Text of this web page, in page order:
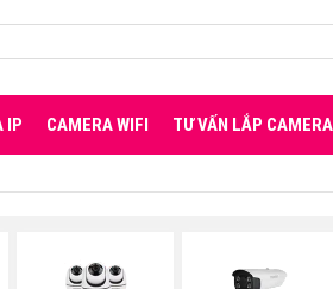
IP CAMERA WIFI TƯ VẤN LẮP CAMERA